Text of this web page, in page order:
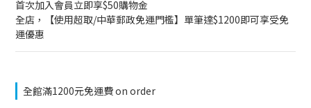
首次加入會員立即享$50購物金
全店，【使用超取/中華郵政免運門檻】單筆達$1200即可享受免
運優惠
全館滿1200元免運費 on order